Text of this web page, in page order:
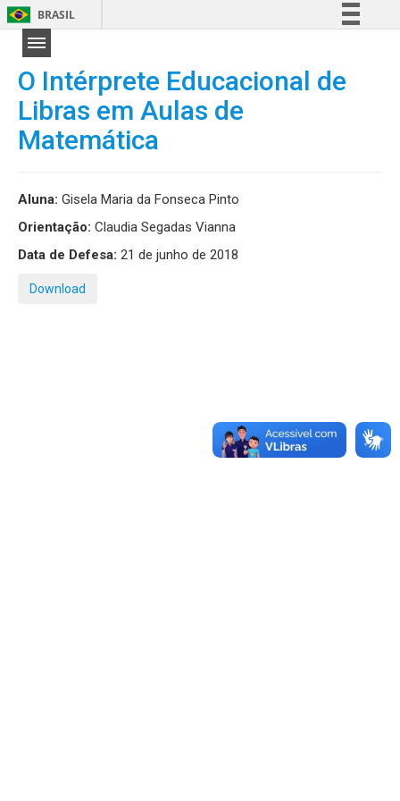
BRASIL
Comunica BR
Acesso à informação
O Intérprete Educacional de
Libras em Aulas de
Matemática
Aluna: Gisela Maria da Fonseca Pinto
Orientação: Claudia Segadas Vianna
Data de Defesa: 21 de junho de 2018
Download